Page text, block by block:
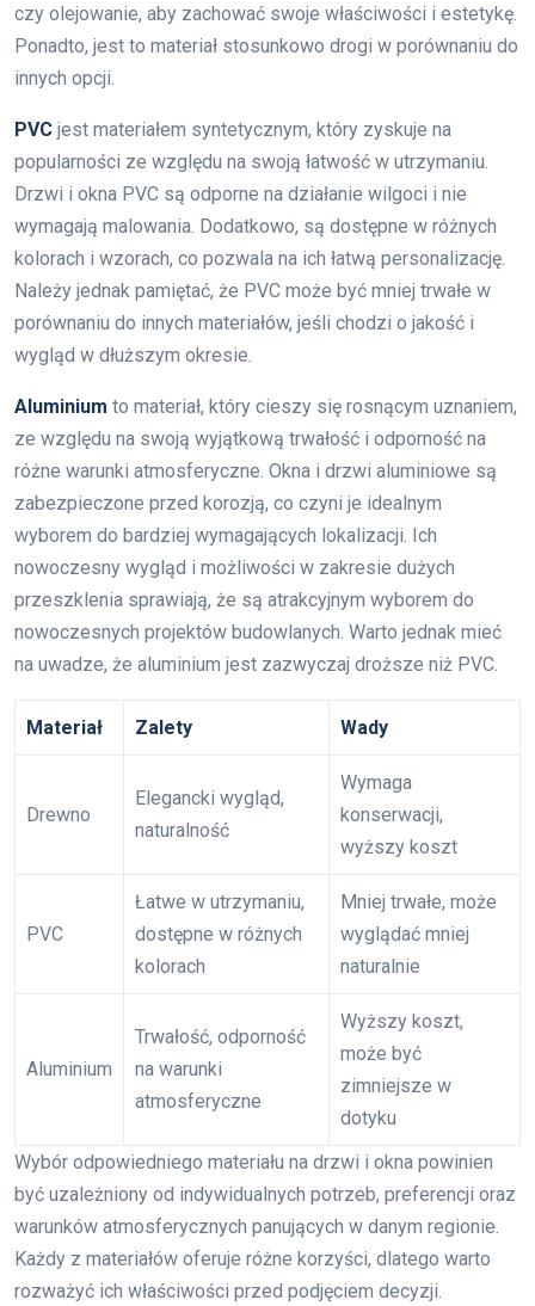
czy olejowanie, aby zachować swoje właściwości i estetykę.
Ponadto, jest to materiał stosunkowo drogi w porównaniu do
innych opcji.
PVC jest materiałem syntetycznym, który zyskuje na
popularności ze względu na swoją łatwość w utrzymaniu.
Drzwi i okna PVC są odporne na działanie wilgoci i nie
wymagają malowania. Dodatkowo, są dostępne w różnych
kolorach i wzorach, co pozwala na ich łatwą personalizację.
Należy jednak pamiętać, że PVC może być mniej trwałe w
porównaniu do innych materiałów, jeśli chodzi o jakość i
wygląd w dłuższym okresie.
Aluminium to materiał, który cieszy się rosnącym uznaniem,
ze względu na swoją wyjątkową trwałość i odporność na
różne warunki atmosferyczne. Okna i drzwi aluminiowe są
zabezpieczone przed korozją, co czyni je idealnym
wyborem do bardziej wymagających lokalizacji. Ich
nowoczesny wygląd i możliwości w zakresie dużych
przeszklenia sprawiają, że są atrakcyjnym wyborem do
nowoczesnych projektów budowlanych. Warto jednak mieć
na uwadze, że aluminium jest zazwyczaj droższe niż PVC.
Materiał Zalety Wady
Drewno
Elegancki wygląd,
naturalność
Wymaga
konserwacji,
wyższy koszt
PVC
Łatwe w utrzymaniu,
dostępne w różnych
kolorach
Mniej trwałe, może
wyglądać mniej
naturalnie
Aluminium
Trwałość, odporność
na warunki
atmosferyczne
Wyższy koszt,
może być
zimniejsze w
dotyku
Wybór odpowiedniego materiału na drzwi i okna powinien
być uzależniony od indywidualnych potrzeb, preferencji oraz
warunków atmosferycznych panujących w danym regionie.
Każdy z materiałów oferuje różne korzyści, dlatego warto
rozważyć ich właściwości przed podjęciem decyzji.